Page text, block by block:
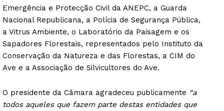
Emergência e Protecção Civil da ANEPC, a Guarda
Nacional Republicana, a Polícia de Segurança Pública,
a Vitrus Ambiente, o Laboratório da Paisagem e os
Sapadores Florestais, representados pelo Instituto da
Conservação da Natureza e das Florestas, a CIM do
Ave e a Associação de Silvicultores do Ave.
O presidente da Câmara agradeceu publicamente “a
todos aqueles que fazem parte destas entidades que